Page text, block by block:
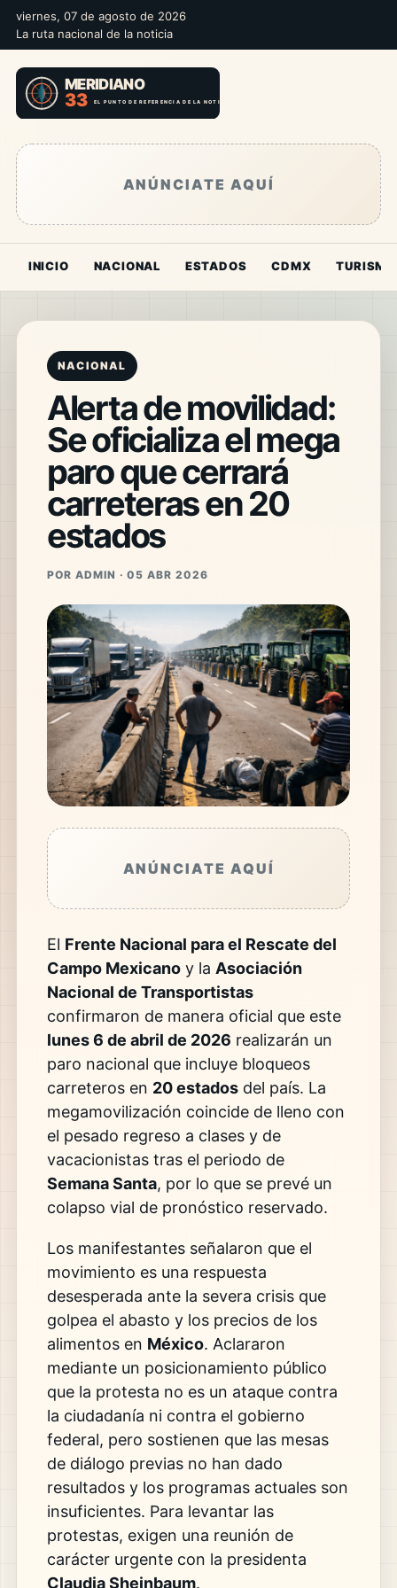
viernes, 07 de agosto de 2026
La ruta nacional de la noticia
ANÚNCIATE AQUÍ
INICIO NACIONAL ESTADOS CDMX TURISMO
NACIONAL
Alerta de movilidad:
Se oficializa el mega
paro que cerrará
carreteras en 20
estados
POR ADMIN · 05 ABR 2026
ANÚNCIATE AQUÍ
El Frente Nacional para el Rescate del
Campo Mexicanoy la Asociación
Nacional de Transportistas
confirmaron de manera oficial que este
lunes 6 de abril de 2026 realizarán un
paro nacional que incluye bloqueos
carreteros en 20 estadosdel país. La
megamovilización coincide de lleno con
el pesado regreso a clases y de
vacacionistas tras el periodo de
Semana Santa, por lo que se prevé un
colapso vial de pronóstico reservado.
Los manifestantes señalaron que el
movimiento es una respuesta
desesperada ante la severa crisis que
golpea el abasto y los precios de los
alimentos en México. Aclararon
mediante un posicionamiento público
que la protesta no es un ataque contra
la ciudadanía ni contra el gobierno
federal, pero sostienen que las mesas
de diálogo previas no han dado
resultados y los programas actuales son
insuficientes. Para levantar las
protestas, exigen una reunión de
carácter urgente con la presidenta
Claudia Sheinbaum.